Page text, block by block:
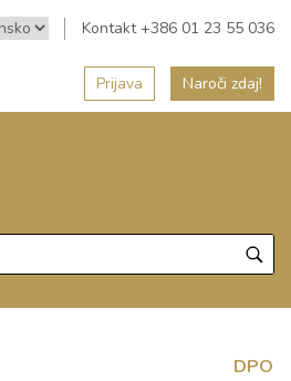
Kontakt +386 01 23 55 036
Prijava Naroči zdaj!
DPO